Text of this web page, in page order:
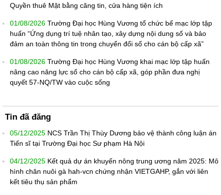
Quyền thuê Mặt bằng căng tin, cửa hàng tiện ích
01/08/2026 Trường Đại học Hùng Vương tổ chức bế mạc lớp tập
huấn “Ứng dụng trí tuệ nhân tạo, xây dựng nội dung số và bảo
đảm an toàn thông tin trong chuyển đổi số cho cán bộ cấp xã”
01/08/2026 Trường Đại học Hùng Vương khai mạc lớp tập huấn
nâng cao năng lực số cho cán bộ cấp xã, góp phần đưa nghị
quyết 57-NQ/TW vào cuộc sống
Tin đã đăng
05/12/2025 NCS Trần Thị Thùy Dương bảo vệ thành công luận án
Tiến sĩ tại Trường Đại học Sư phạm Hà Nội
04/12/2025 Kết quả dự án khuyến nông trung ương năm 2025: Mô
hình chăn nuôi gà hah-vcn chứng nhận VIETGAHP, gắn với liên
kết tiêu thụ sản phẩm